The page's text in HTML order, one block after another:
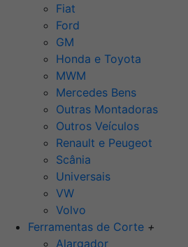
Fiat
Ford
GM
Honda e Toyota
MWM
Mercedes Bens
Outras Montadoras
Outros Veículos
Renault e Peugeot
Scânia
Universais
VW
Volvo
Ferramentas de Corte +
Alargador